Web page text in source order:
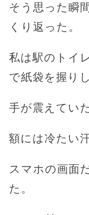
そう思った瞬
くり返った。
私は駅のトイ
で紙袋を握り
手が震えていた
額には冷たい汗
スマホの画面
た。